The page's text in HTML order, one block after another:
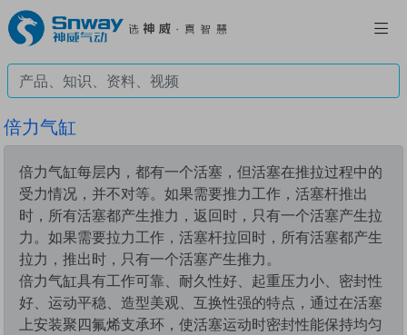
倍力气缸
倍力气缸每层内，都有一个活塞，但活塞在推拉过程中的
受力情况，并不对等。如果需要推力工作，活塞杆推出
时，所有活塞都产生推力，返回时，只有一个活塞产生拉
力。如果需要拉力工作，活塞杆拉回时，所有活塞都产生
拉力，推出时，只有一个活塞产生推力。
倍力气缸具有工作可靠、耐久性好、起重压力小、密封性
好、运动平稳、造型美观、互换性强的特点，通过在活塞
上安装聚四氟烯支承环，使活塞运动时密封性能保持均匀